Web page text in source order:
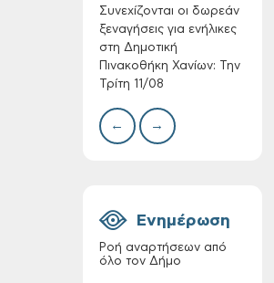
Τακτική συνεδρίαση
Συνεχίζονται οι δωρεάν
ξεναγήσεις για ενήλικες
στη Δημοτική
Πινακοθήκη Χανίων: Την
Τρίτη 11/08
← →
Ενημέρωση
Ροή αναρτήσεων από
όλο τον Δήμο